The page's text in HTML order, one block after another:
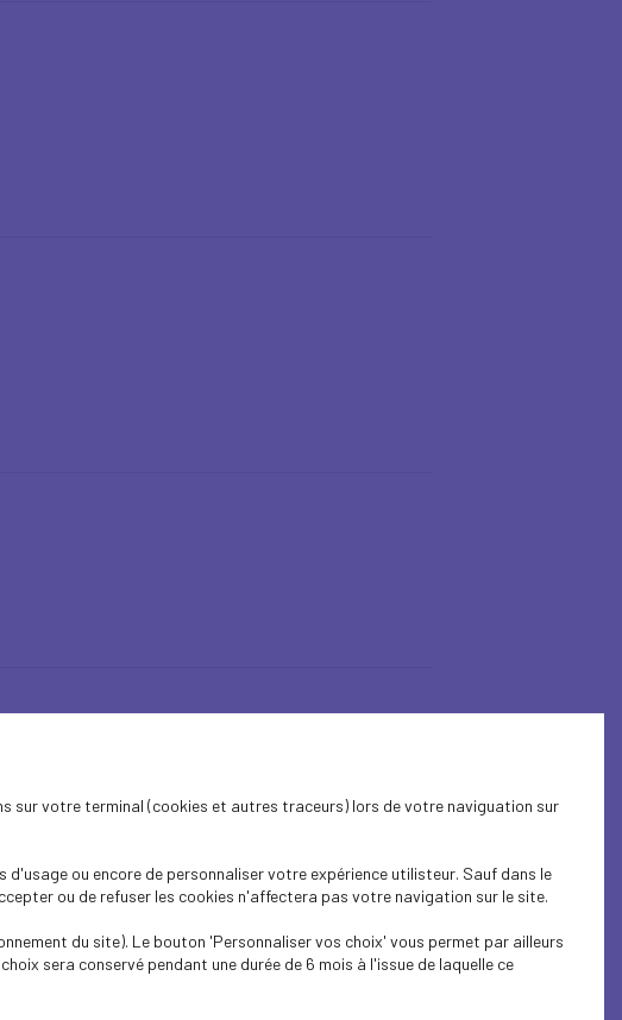
sur votre terminal (cookies et autres traceurs) lors de votre naviguation sur
ou encore de personnaliser votre expérience utilisteur. Sauf dans le
ou de refuser les cookies n'affectera pas votre navigation sur le site.
du site). Le bouton 'Personnaliser vos choix' vous permet par ailleurs
sera conservé pendant une durée de 6 mois à l'issue de laquelle ce